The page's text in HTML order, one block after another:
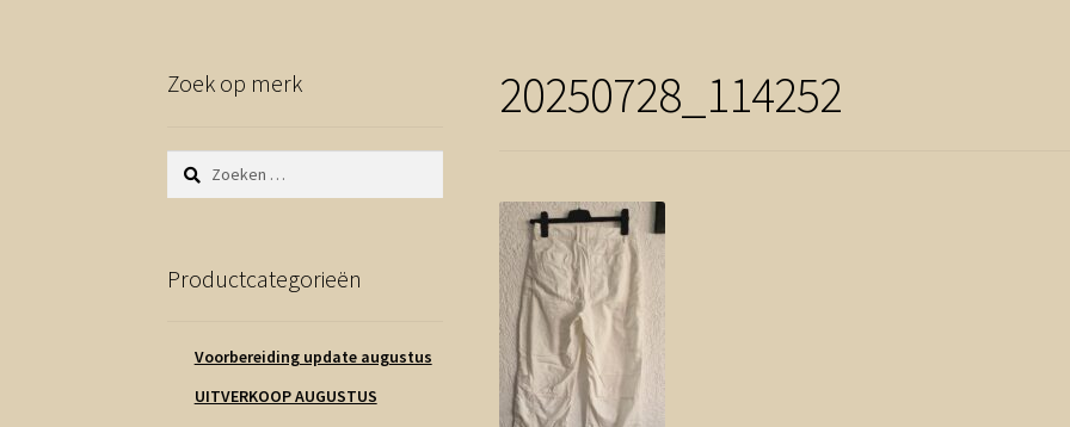
20250728_114252
Zoek op merk
Zoeken
naar:
Productcategorieën
Voorbereiding update augustus
UITVERKOOP AUGUSTUS